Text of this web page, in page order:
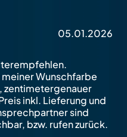
05.01.2026
Wunschfarbe
zentimetergenauer
inkl. Lieferung und
sind
bzw. rufen zurück.